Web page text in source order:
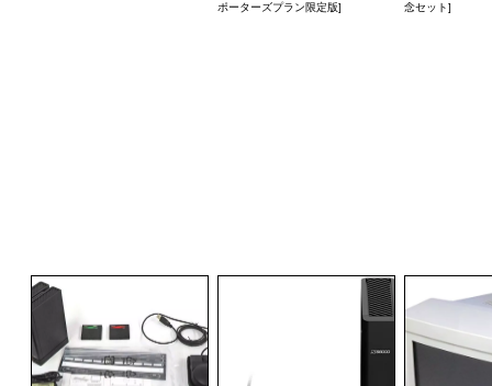
ポーターズプラン限定版]
念セット]